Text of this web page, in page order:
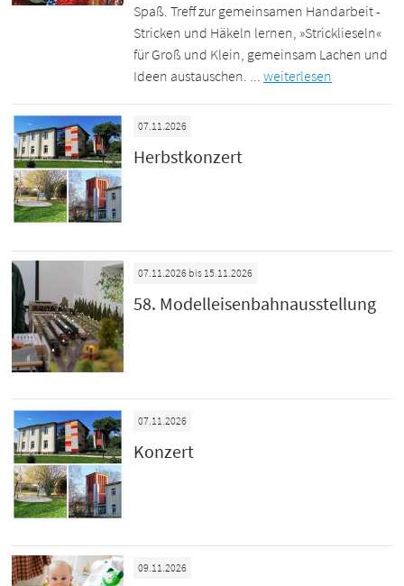
Spaß. Treff zur gemeinsamen Handarbeit -
Stricken und Häkeln lernen, »Stricklieseln«
für Groß und Klein, gemeinsam Lachen und
Ideen austauschen. ...weiterlesen
07.11.2026
Herbstkonzert
07.11.2026 bis 15.11.2026
58. Modelleisenbahnausstellung
07.11.2026
Konzert
09.11.2026